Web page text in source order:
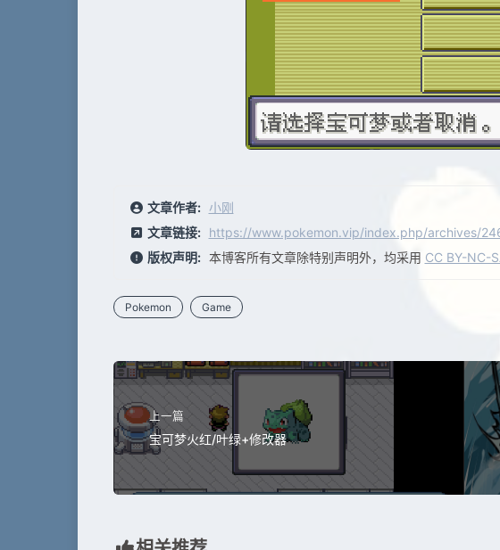
文章作者: 小刚
文章链接: https://www.pokemon.vip/index.php/archives/
版权声明: 本博客所有文章除特别声明外，均采用 CC BY-NC-
Pokemon Game
上一篇
宝可梦火红/叶绿+修改器